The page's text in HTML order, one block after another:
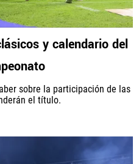
y calendario del
sobre la participación de las
el título.